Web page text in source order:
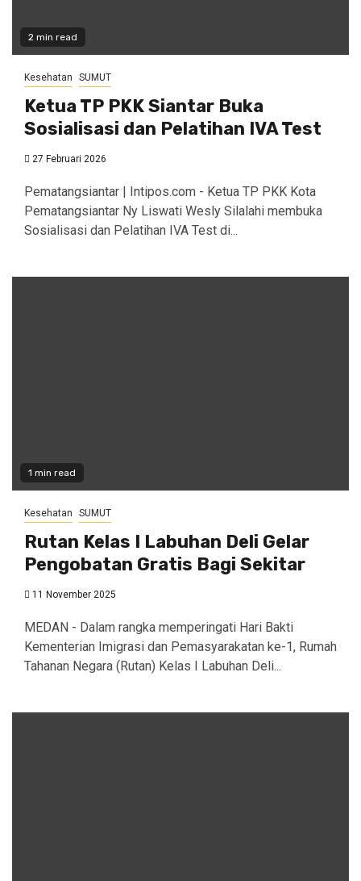
2 min read
Kesehatan SUMUT
Ketua TP PKK Siantar Buka
Sosialisasi dan Pelatihan IVA Test
27 Februari 2026
Pematangsiantar | Intipos.com - Ketua TP PKK Kota
Pematangsiantar Ny Liswati Wesly Silalahi membuka
Sosialisasi dan Pelatihan IVA Test di...
1 min read
Kesehatan SUMUT
Rutan Kelas I Labuhan Deli Gelar
Pengobatan Gratis Bagi Sekitar
11 November 2025
MEDAN - Dalam rangka memperingati Hari Bakti
Kementerian Imigrasi dan Pemasyarakatan ke-1, Rumah
Tahanan Negara (Rutan) Kelas I Labuhan Deli...